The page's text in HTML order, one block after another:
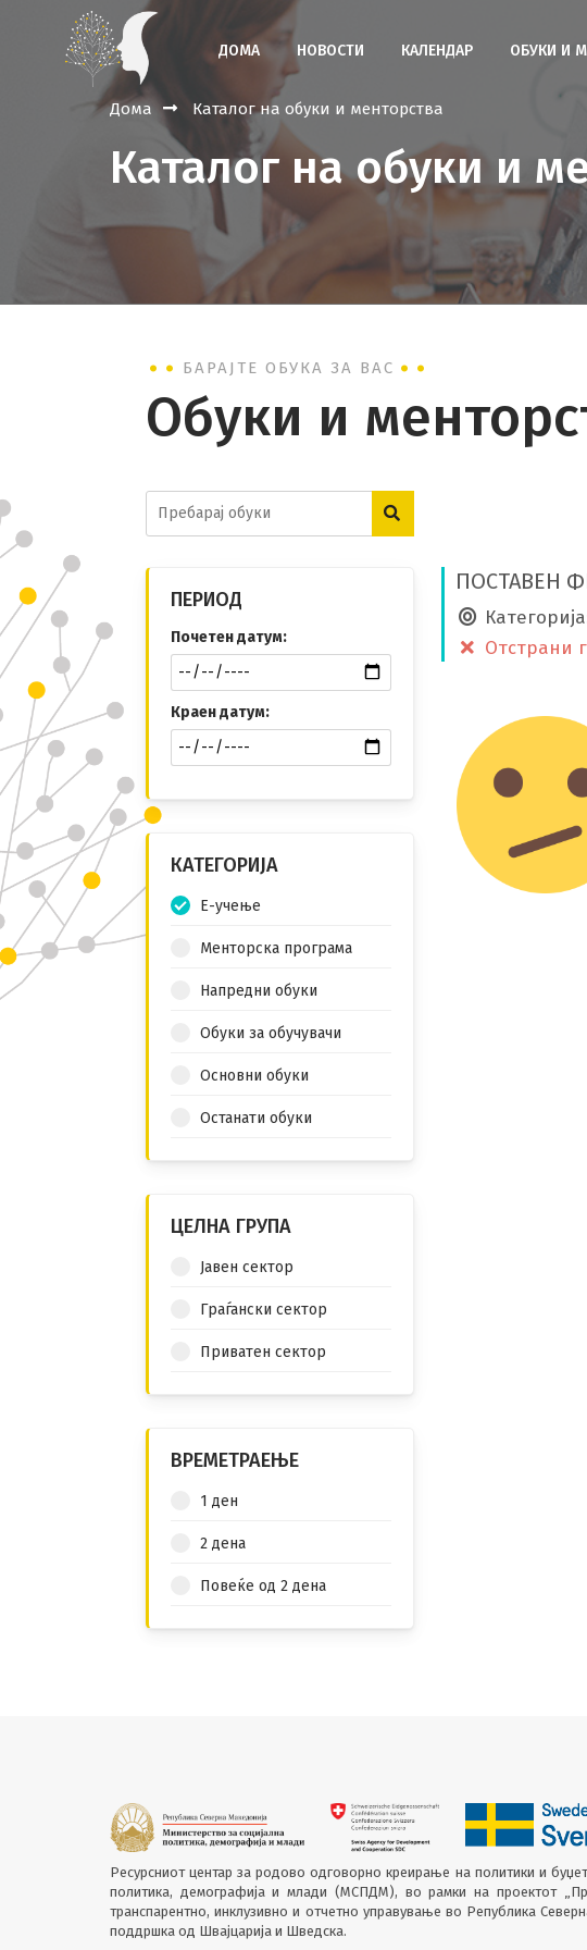
ДОМА НОВОСТИ КАЛЕНДАР ОБУКИ И
Дома Каталог на обуки и менторства
Каталог на обуки и
БАРАЈТЕ ОБУКА ЗА ВАС
Обуки и
ПЕРИОД
Почетен датум:
Краен датум:
КАТЕГОРИЈА
Е-учење
Менторска програма
Напредни обуки
Обуки за обучувачи
Основни обуки
Останати обуки
ЦЕЛНА ГРУПА
Јавен сектор
Граѓански сектор
Приватен сектор
ВРЕМЕТРАЕЊЕ
1 ден
2 дена
Повеќе од 2 дена
ПОСТАВЕН
Отстрани
Ресурсниот центар за родово одговорно креирање на политики и
политика, демографија и млади (МСПДМ), во рамки на проектот
транспарентно, инклузивно и отчетно управување во Република
поддршка од Швајцарија и Шведска.